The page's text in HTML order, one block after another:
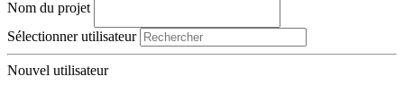
Nom du projet
Sélectionner utilisateur
Nouvel utilisateur